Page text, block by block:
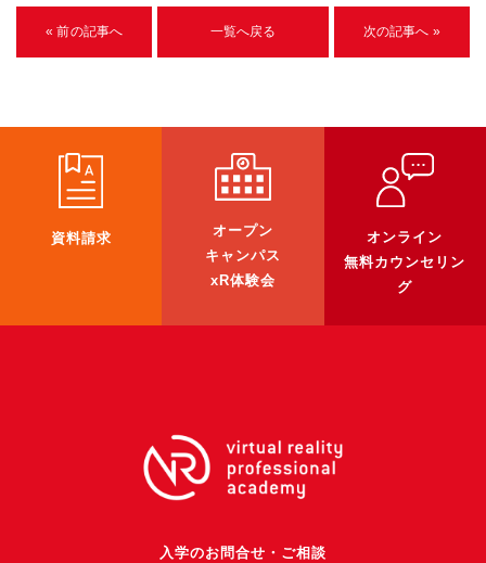
« 前の記事へ 一覧へ戻る 次の記事へ »
資料請求
オープン
キャンパス
xR体験会
オンライン
無料カウンセリン
グ
入学のお問合せ・ご相談